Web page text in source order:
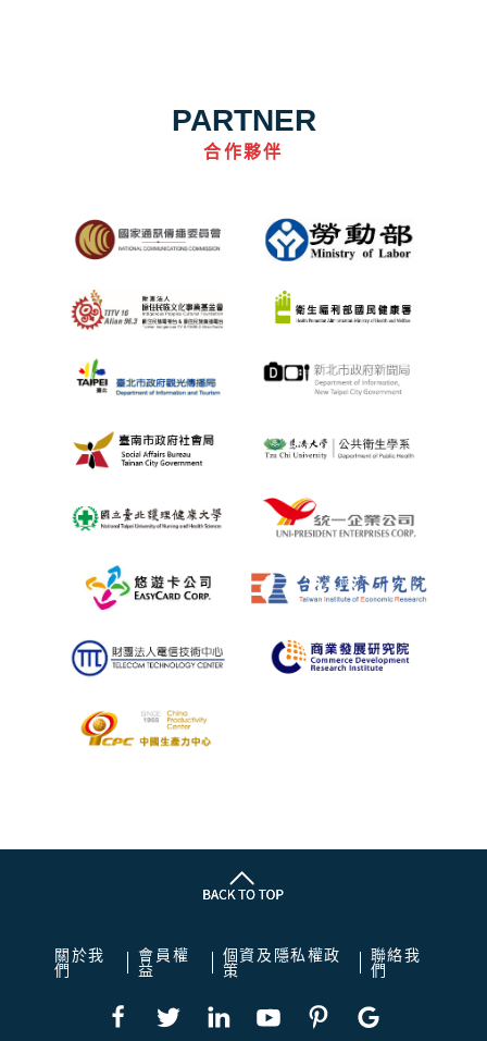
PARTNER
合作夥伴
關於我
們
會員權
益
個資及隱私權政
策
聯絡我
們